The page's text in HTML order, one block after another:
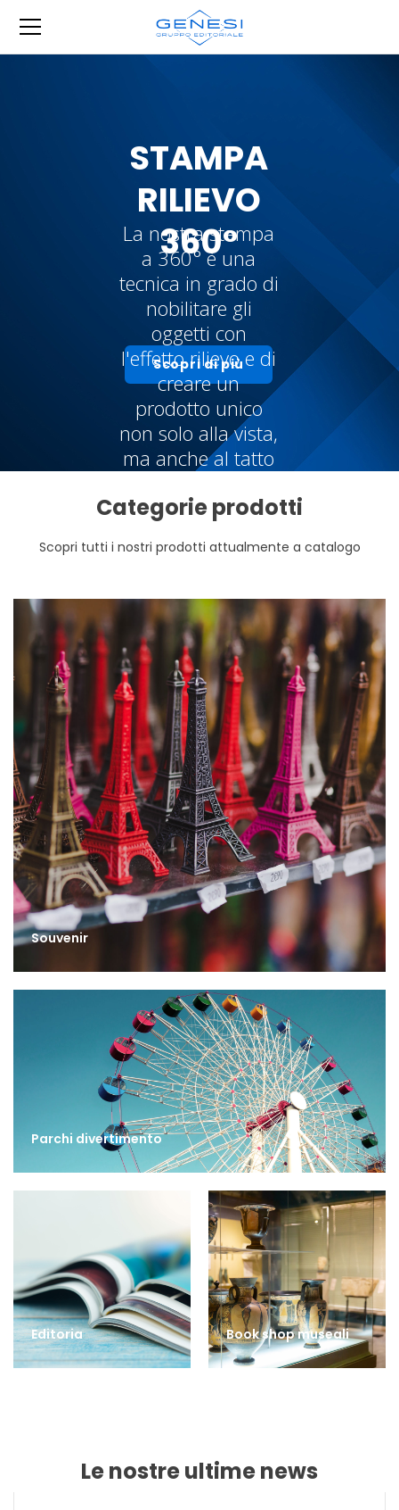
STAMPA
RILIEVO
360°
Scopri di più
La nostra stampa
a 360° è una
tecnica in grado di
nobilitare gli
oggetti con
l'effetto rilievo e di
creare un
prodotto unico
non solo alla vista,
ma anche al tatto
Categorie prodotti
Scopri tutti i nostri prodotti attualmente a catalogo
Souvenir
Parchi divertimento
Editoria Book shop museali
Le nostre ultime news